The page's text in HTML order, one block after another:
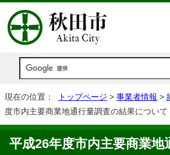
現在の位置： トップページ > 事業者情報 >
度市内主要商業地通行量調査の結果について
平成26年度市内主要商業地